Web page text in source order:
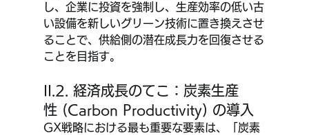
し、企業に投資を強制し、生産効率の低い古
い設備を新しいグリーン技術に置き換えさせ
ることで、供給側の潜在成長力を回復させる
ことを目指す。
II.2. 経済成長のてこ：炭素生産
性 (Carbon Productivity) の導入
GX戦略における最も重要な要素は、「炭素